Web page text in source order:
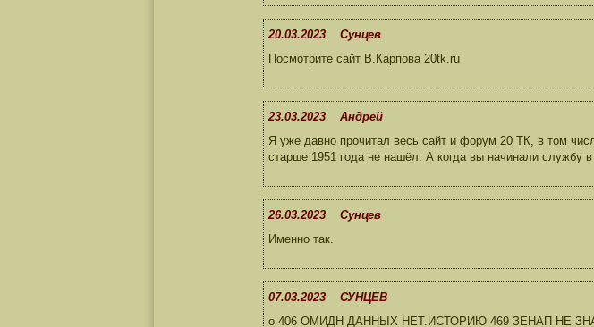
20.03.2023 Сунцев
Посмотрите сайт В.Карпова 20tk.ru
23.03.2023 Андрей
Я уже давно прочитал весь сайт и форум 20 ТК, в том
старше 1951 года не нашёл. А когда вы начинали службу
26.03.2023 Сунцев
Именно так.
07.03.2023 СУНЦЕВ
о 406 ОМИДН ДАННЫХ НЕТ.ИСТОРИЮ 469 ЗЕНАП НЕ